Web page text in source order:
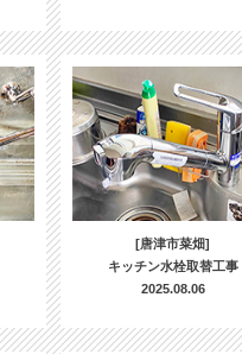
[唐津市菜畑]
キッチン水栓取替工事
2025.08.06